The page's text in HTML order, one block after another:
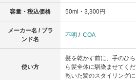
容量・税込価格 50ml・3,300円
メーカー名 / ブラ
ンド名
不明 / COA
使い方
髪を乾かす前に、手のひ
ら髪全体に馴染ませてくだ
乾いた髪のスタイリングに